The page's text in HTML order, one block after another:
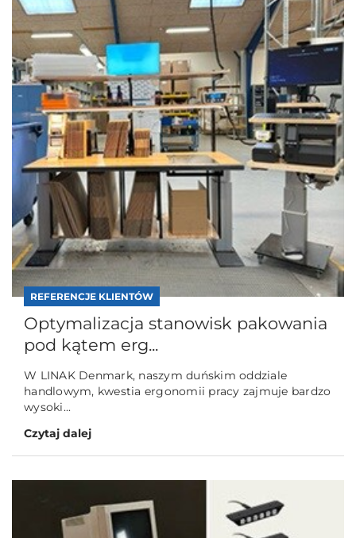
REFERENCJE KLIENTÓW
Optymalizacja stanowisk pakowania
pod kątem erg...
W LINAK Denmark, naszym duńskim oddziale
handlowym, kwestia ergonomii pracy zajmuje bardzo
wysoki...
Czytaj dalej